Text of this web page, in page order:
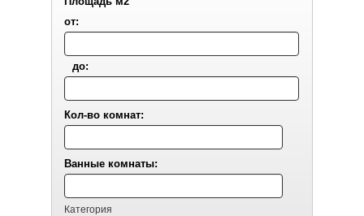
от:
до:
Кол-во комнат:
Ванные комнаты:
Категория